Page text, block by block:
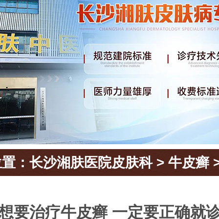
： 长沙湘肤医院皮肤科> 牛皮癣
要治疗牛皮癣 一定要正确就